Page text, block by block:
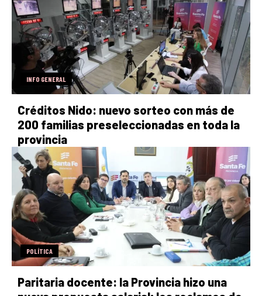
INFO GENERAL
Créditos Nido: nuevo sorteo con más de
200 familias preseleccionadas en toda la
provincia
POLÍTICA
Paritaria docente: la Provincia hizo una